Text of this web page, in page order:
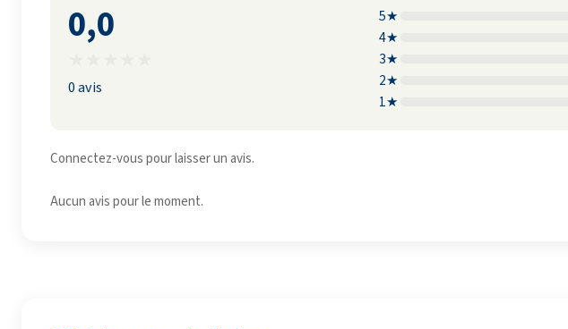
0,0
0 avis
5★
4★
3★
2★
1★
Connectez-vous pour laisser un avis.
Aucun avis pour le moment.